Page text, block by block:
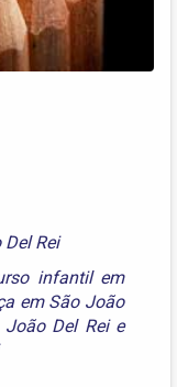
Rei
infantil em
em São João
Del Reie